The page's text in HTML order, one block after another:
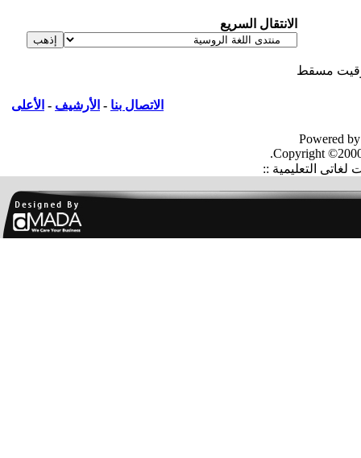
الانتقال السريع
مسقط
الاتصال بنا-الأرشيف-الأعلى
Powered
Copyright
التعليمية ::